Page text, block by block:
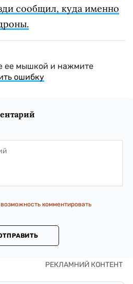
сообщил, куда именно
ее мышкой и нажмите
ошибку
комментировать